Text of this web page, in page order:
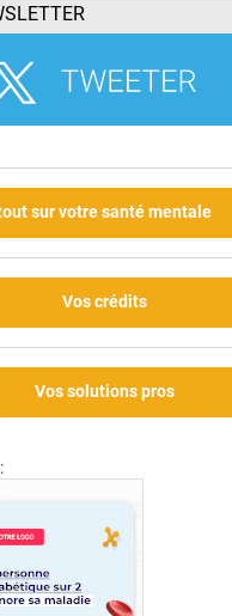
sur votre santé mentale
Vos crédits
Vos solutions pros